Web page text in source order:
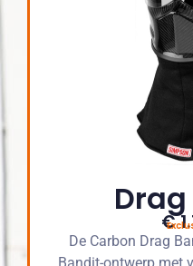
€
De Carbon Drag